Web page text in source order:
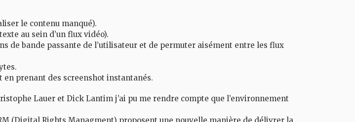
le contenu manqué).
au sein d’un flux vidéo).
de bande passante de l’utilisateur et de permuter aisément entre les flux
prenant des screenshot instantanés.
Lauer et Dick Lantim j’ai pu me rendre compte que l’environnement